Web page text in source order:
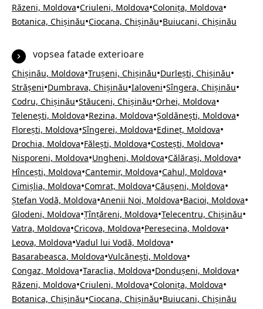
Răzeni, Moldova•Criuleni, Moldova•Colonița, Moldova•
Botanica, Chișinău•Ciocana, Chișinău•Buiucani, Chișinău
vopsea fatade exterioare
Chișinău, Moldova•Trușeni, Chișinău•Durlești, Chișinău•
Strășeni•Dumbrava, Chișinău•Ialoveni•Sîngera, Chișinău•
Codru, Chișinău•Stăuceni, Chișinău•Orhei, Moldova•
Telenești, Moldova•Rezina, Moldova•Șoldănești, Moldova•
Florești, Moldova•Sîngerei, Moldova•Edineț, Moldova•
Drochia, Moldova•Fălești, Moldova•Costești, Moldova•
Nisporeni, Moldova•Ungheni, Moldova•Călărași, Moldova•
Hîncești, Moldova•Cantemir, Moldova•Cahul, Moldova•
Cimișlia, Moldova•Comrat, Moldova•Căușeni, Moldova•
Ștefan Vodă, Moldova•Anenii Noi, Moldova•Bacioi, Moldova•
Glodeni, Moldova•Țînțăreni, Moldova•Telecentru, Chișinău•
Vatra, Moldova•Cricova, Moldova•Peresecina, Moldova•
Leova, Moldova•Vadul lui Vodă, Moldova•
Basarabeasca, Moldova•Vulcănești, Moldova•
Congaz, Moldova•Taraclia, Moldova•Dondușeni, Moldova•
Răzeni, Moldova•Criuleni, Moldova•Colonița, Moldova•
Botanica, Chișinău•Ciocana, Chișinău•Buiucani, Chișinău